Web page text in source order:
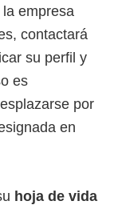
empresa
contactará
su perfil y
es
por
en
hoja de vida